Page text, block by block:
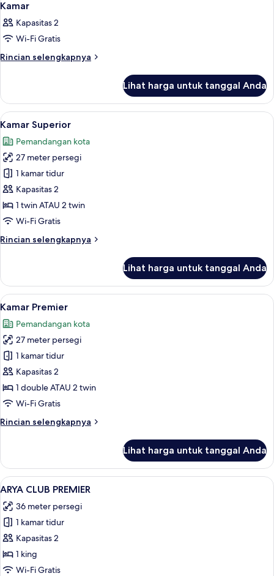
semua
foto
untuk
Kamar
5
Kamar
Kapasitas 2
Wi-Fi Gratis
Rincian selengkapnya
Rincian
Kamar
Lihat harga untuk tanggal Anda
Lihat
semua
foto
untuk
Kamar
Superior
Kamar Superior | Seprai premium,
2
Kamar Superior
Pemandangan kota
27 meter persegi
1 kamar tidur
Kapasitas 2
1 twin ATAU 2 twin
Wi-Fi Gratis
Rincian selengkapnya
Rincian
Kamar
Superior
Lihat harga untuk tanggal Anda
Lihat
semua
foto
untuk
Kamar
Premier
Seprai premium, brankas, meja
4
Kamar Premier
Pemandangan kota
27 meter persegi
1 kamar tidur
Kapasitas 2
1 double ATAU 2 twin
Wi-Fi Gratis
Rincian selengkapnya
Rincian
Kamar
Premier
Lihat harga untuk tanggal Anda
Lihat
semua
foto
untuk
ARYA
CLUB
PREMIER
Seprai premium, brankas, meja
2
ARYA CLUB PREMIER
36 meter persegi
1 kamar tidur
Kapasitas 2
1 king
Wi-Fi Gratis